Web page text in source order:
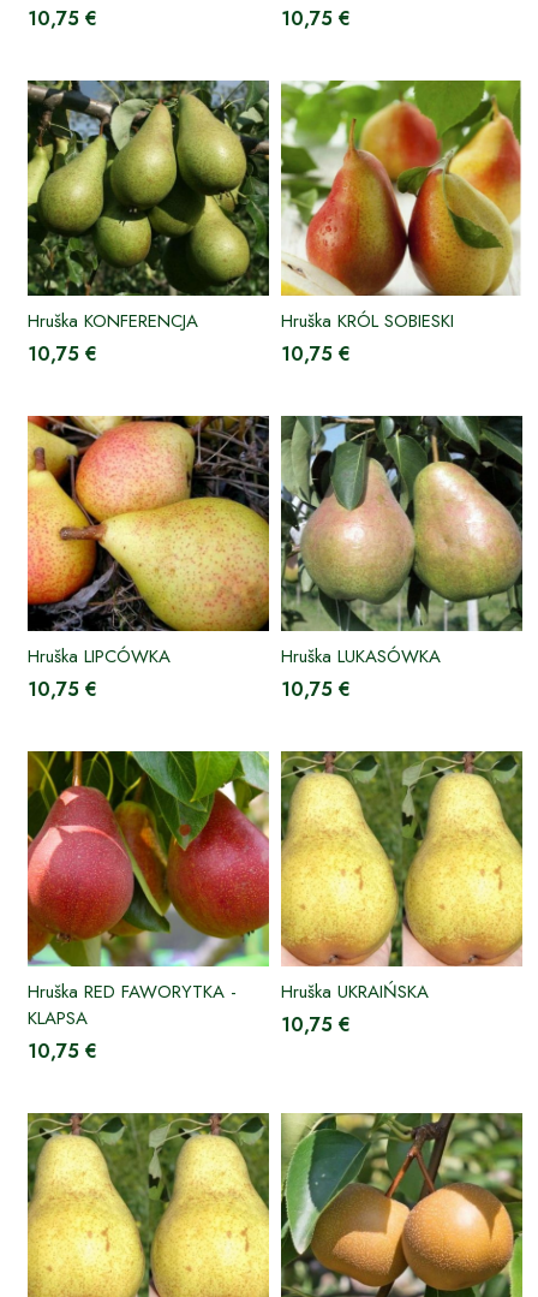
10,75 € 10,75 €
Hruška KONFERENCJA
10,75 €
Hruška KRÓL SOBIESKI
10,75 €
Hruška LIPCÓWKA
10,75 €
Hruška LUKASÓWKA
10,75 €
Hruška RED FAWORYTKA -
KLAPSA
10,75 €
Hruška UKRAIŃSKA
10,75 €